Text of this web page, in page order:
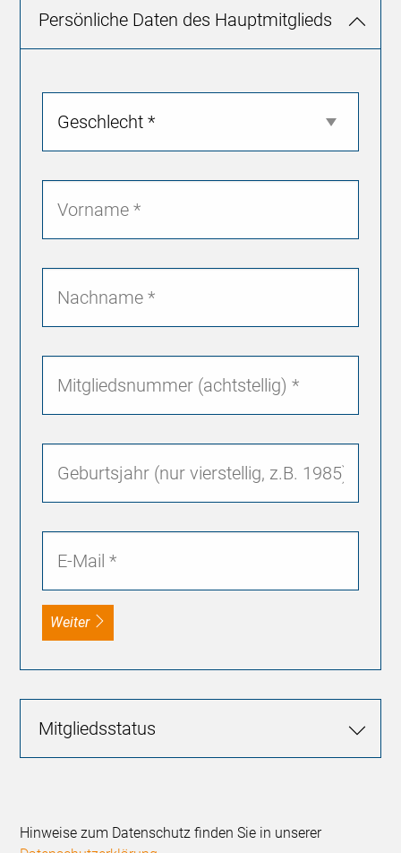
Persönliche Daten des Hauptmitglieds
weiter
Mitgliedsstatus
Hinweise zum Datenschutz finden Sie in unserer